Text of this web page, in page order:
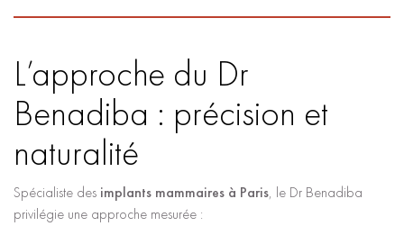
L’approche du Dr
Benadiba : précision et
naturalité
Spécialiste des implants mammaires à Paris, le Dr Benadiba
privilégie une approche mesurée :